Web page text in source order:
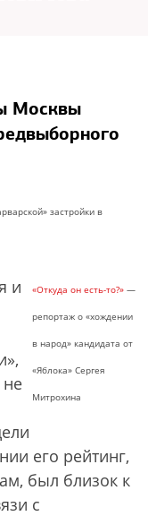
Москвы
застройки в
«Откуда он есть-то?» —
репортаж о «хождении
в народ» кандидата от
«Яблока» Сергея
Митрохина
и
его рейтинг,
был близок к
с